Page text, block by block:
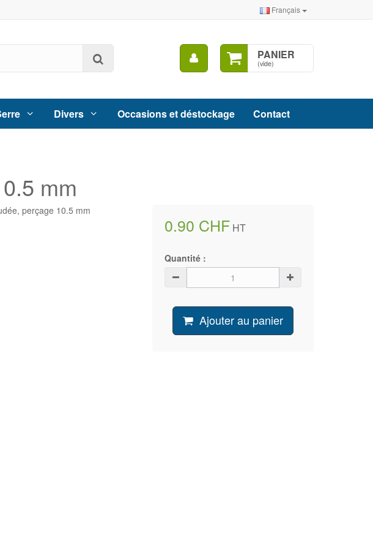
Français
PANIER
(vide)
Mon
compte
Divers Occasions et déstockage Contact
mm
0.90 CHF HT
Quantité :
Ajouter au panier
perçage 10.5 mm